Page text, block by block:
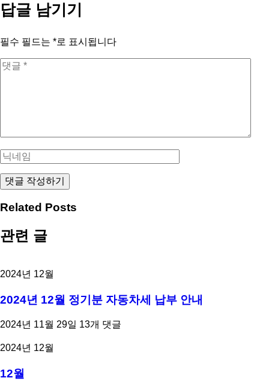
답글 남기기
필수 필드는 *로 표시됩니다
Related Posts
관련 글
2024년 12월
2024년 12월 정기분 자동차세 납부 안내
2024년 11월 29일 13개 댓글
2024년 12월
12월